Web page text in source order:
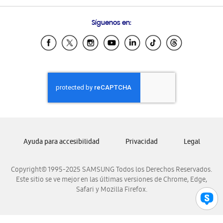
Samsung Ecuador
Samsung El Salvador
Samsung Honduras
Samsung Nicaragua
Samsung Panamá
Samsung Venezuela
Síguenos en:
Copyright© 1995-2025 SAMSUNG Todos los Derechos Reservados.
Este sitio se ve mejor en las últimas versiones de Chrome, Edge,
Safari y Mozilla Firefox.
Ayuda para accesibilidad Privacidad Legal